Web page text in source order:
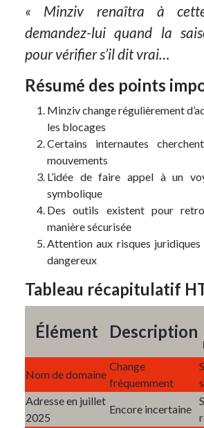
« Minziv renaîtra à
demandez-lui quand la
pour vérifier s’il dit vrai…
Résumé des points
Minziv change régulièrement
les blocages
Certains internautes
mouvements
L’idée de faire appel à un
symbolique
Des outils existent pour
manière sécurisée
Attention aux risques
dangereux
Tableau récapitulatif
Élément Description
Nom de domaine
Change
fréquemment
Adresse en juillet
2025
Encore incertaine